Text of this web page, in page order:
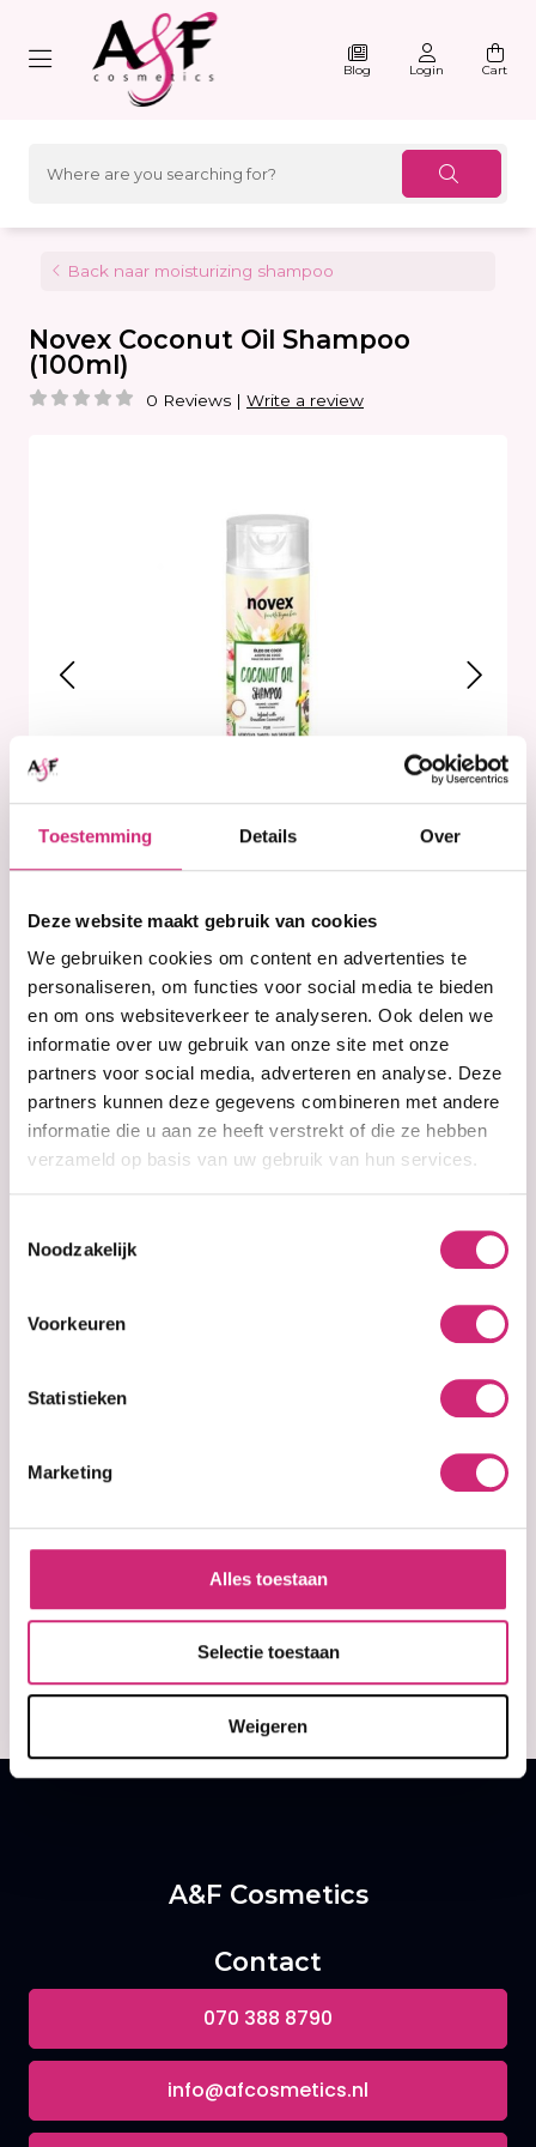
Toestemming Details Over
Deze website maakt gebruik van cookies
We gebruiken cookies om content en advertenties te
personaliseren, om functies voor social media te bieden
en om ons websiteverkeer te analyseren. Ook delen we
informatie over uw gebruik van onze site met onze
partners voor social media, adverteren en analyse. Deze
partners kunnen deze gegevens combineren met andere
informatie die u aan ze heeft verstrekt of die ze hebben
verzameld op basis van uw gebruik van hun services.
Noodzakelijk
Voorkeuren
Statistieken
Marketing
Alles toestaan
Selectie toestaan
Weigeren
Blog Login Cart
Back naar moisturizing shampoo
Novex Coconut Oil Shampoo
(100ml)
0 Reviews | Write a review
€7,95
In stock
Uitgebreide
Add your review
There are no reviews written yet about this
Write a review
A&F Cosmetics
Contact
070 388 8790
info@afcosmetics.nl